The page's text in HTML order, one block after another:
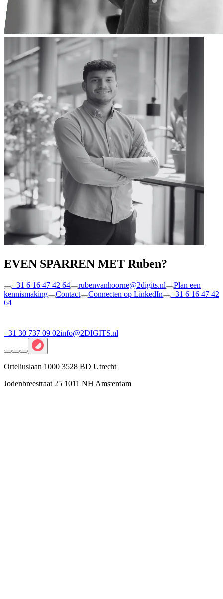
EVEN SPARREN MET Ruben?
+31 6 16 47 42 64 rubenvanhoorne@2digits.nl
Plan een
kennismaking
Contact Connecten op LinkedIn
+31 6 16 47 42
64
+31 30 737 09 02info@2DIGITS.nl
Orteliuslaan 1000 3528 BD Utrecht
Jodenbreestraat 25 1011 NH Amsterdam